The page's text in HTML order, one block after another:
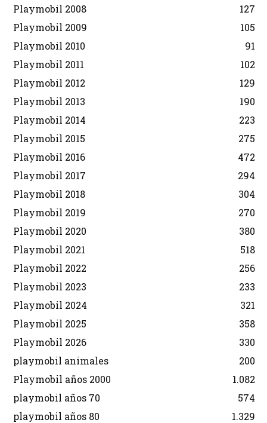
Playmobil 2008
127
Playmobil 2009
105
Playmobil 2010
91
Playmobil 2011
102
Playmobil 2012
129
Playmobil 2013
190
Playmobil 2014
223
Playmobil 2015
275
Playmobil 2016
472
Playmobil 2017
294
Playmobil 2018
304
Playmobil 2019
270
Playmobil 2020
380
Playmobil 2021
518
Playmobil 2022
256
Playmobil 2023
233
Playmobil 2024
321
Playmobil 2025
358
Playmobil 2026
330
playmobil animales
200
Playmobil años 2000
1.082
playmobil años 70
574
playmobil años 80
1.329